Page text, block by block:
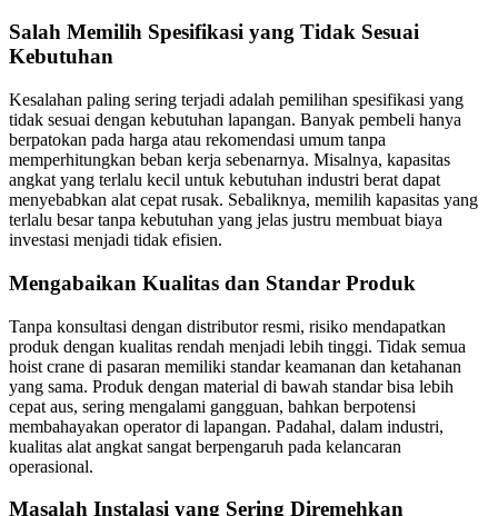
Salah Memilih Spesifikasi yang Tidak Sesuai
Kebutuhan
Kesalahan paling sering terjadi adalah pemilihan spesifikasi yang
tidak sesuai dengan kebutuhan lapangan. Banyak pembeli hanya
berpatokan pada harga atau rekomendasi umum tanpa
memperhitungkan beban kerja sebenarnya. Misalnya, kapasitas
angkat yang terlalu kecil untuk kebutuhan industri berat dapat
menyebabkan alat cepat rusak. Sebaliknya, memilih kapasitas yang
terlalu besar tanpa kebutuhan yang jelas justru membuat biaya
investasi menjadi tidak efisien.
Mengabaikan Kualitas dan Standar Produk
Tanpa konsultasi dengan distributor resmi, risiko mendapatkan
produk dengan kualitas rendah menjadi lebih tinggi. Tidak semua
hoist crane di pasaran memiliki standar keamanan dan ketahanan
yang sama. Produk dengan material di bawah standar bisa lebih
cepat aus, sering mengalami gangguan, bahkan berpotensi
membahayakan operator di lapangan. Padahal, dalam industri,
kualitas alat angkat sangat berpengaruh pada kelancaran
operasional.
Masalah Instalasi yang Sering Diremehkan